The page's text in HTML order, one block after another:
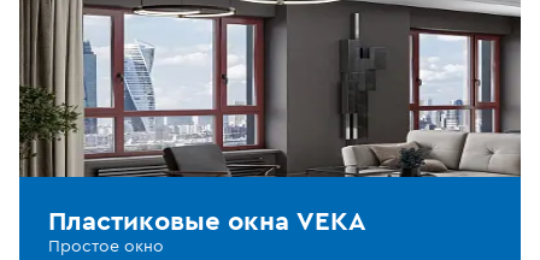
Пластиковые окна VEKA
Простое окно